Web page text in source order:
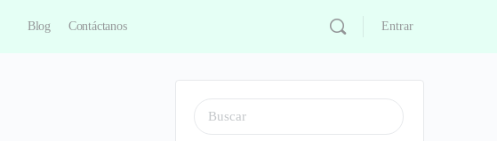
Blog Contáctanos Entrar